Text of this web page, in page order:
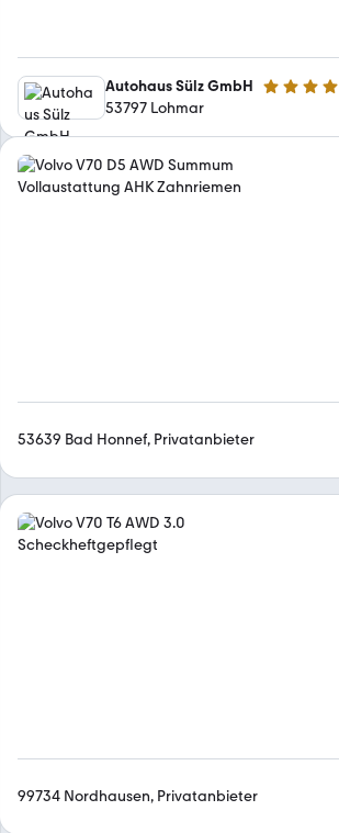
Autohaus Sülz GmbH 4.6 Sterne
53797 Lohmar
53639 Bad Honnef, Privatanbieter
99734 Nordhausen, Privatanbieter